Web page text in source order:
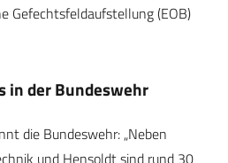
Gefechtsfeldaufstellung (EOB)
in der Bundeswehr
die Bundeswehr: „Neben
und Hensoldt sind rund 30